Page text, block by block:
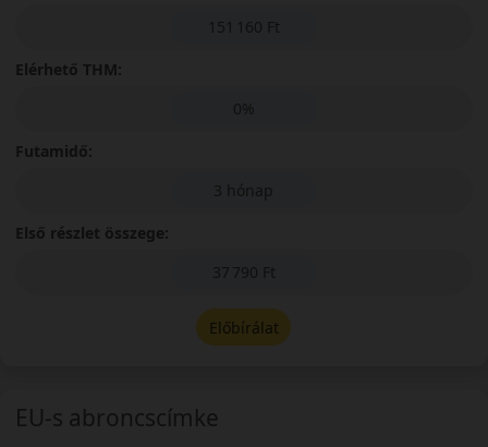
151 160 Ft
Elérhető THM:
0%
Futamidő:
3 hónap
Első részlet összege:
37 790 Ft
Előbírálat
EU-s abroncscímke